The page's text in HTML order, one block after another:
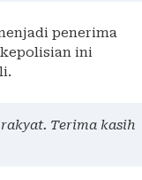
penerima
ini
Terima kasih